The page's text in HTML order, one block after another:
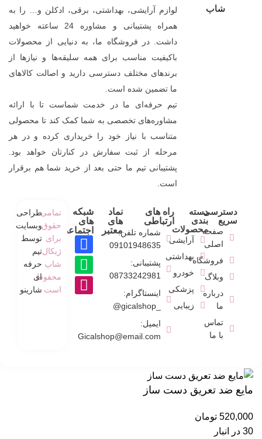
لوازم آرایشی، بهداشتی، برقی، ادکلن و… را به
همراه پشتیبانی و مشاوره 24 ساعته خواهید
داشت. در فروشگاه ما، به دنیایی از محصولات
باکیفیت مناسب برای همه سلیقه‌ها و نیازها از
برندهای مختلف دسترسی دارید و اصالت کالاهای
ما تضمین شده است.
تیم حرفه‌ای ما در خدمت شماست تا با ارائه
مشاوره‌های تخصصی به شما کمک کند تا محصولی
متناسب با نیاز خود را خریداری کرده و در هر
مرحله از ثبت سفارش در کنارتان خواهد بود.
پشتیبانی تیم ما حتی بعد از خرید شما هم برقرار
است.
دسترسی
سریع
صفحه
اصلی
فروشگاه
وبلاگ
درباره
ما
تماس
با ما
دسته
بندی
محصولات
آرایشی
بهداشتی
خودرو
پزشکی
زیبایی
راه های
ارتباطی
شماره تلفن:
09101948635
پشتیبانی:
08733242981
اینستاگرام:
_gicalshop@
ایمیل:
Gicalshop@email.com
نماد
های
معتبر
شبکه
های
اجتماعی
تمامی
حقوق
برای
ژیکال
شاپ
محفوط
است
طراحی
وبسایت
توسط
تیم
حرفه
ای
شارینو
مایع ضد تعریق دست‌ ساز
520,000 تومان
30 در انبار